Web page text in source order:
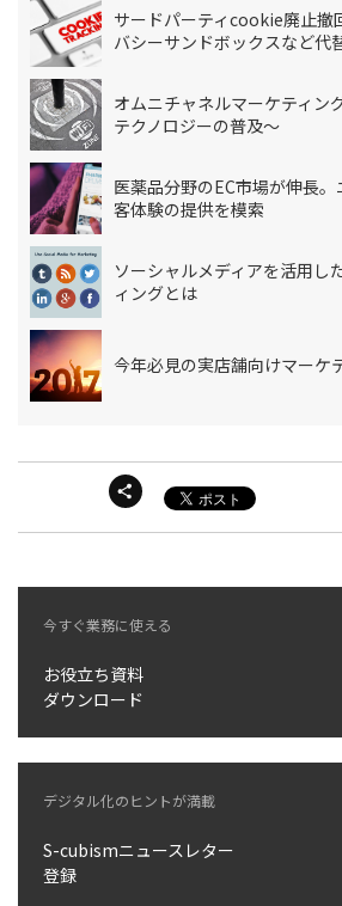
サードパーティcookie廃止撤
バシーサンドボックスなど代
オムニチャネルマーケティン
テクノロジーの普及～
医薬品分野のEC市場が伸長
客体験の提供を模索
ソーシャルメディアを活用し
ィングとは
今年必見の実店舗向けマーケ
今すぐ業務に使える
お役立ち資料
ダウンロード
デジタル化のヒントが満載
S-cubismニュースレター
登録